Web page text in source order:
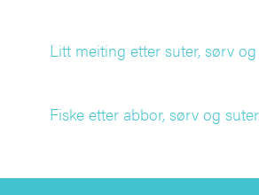
Litt meiting etter suter, sørv
Fiske etter abbor, sørv og